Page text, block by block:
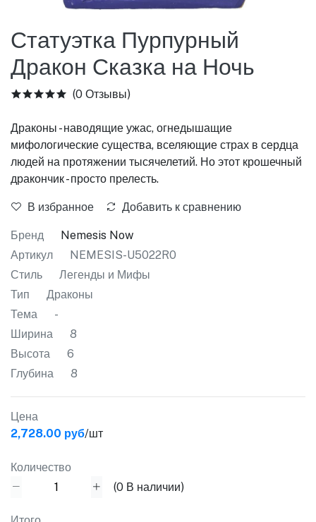
Статуэтка Пурпурный
Дракон Сказка на Ночь
(0 Отзывы)
Драконы - наводящие ужас, огнедышащие
мифологические существа, вселяющие страх в сердца
людей на протяжении тысячелетий. Но этот крошечный
дракончик - просто прелесть.
В избранное Добавить к сравнению
Бренд
Nemesis Now
Артикул
NEMESIS-U5022R0
Стиль
Легенды и Мифы
Тип
Драконы
Тема
-
Ширина
8
Высота
6
Глубина
8
Цена
2,728.00 руб/шт
Количество
(0 В наличии)